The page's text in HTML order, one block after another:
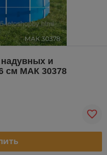
и
см МАК 30378